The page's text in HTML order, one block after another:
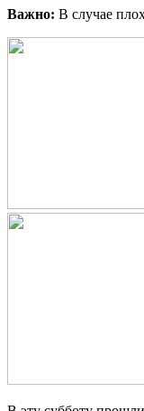
Важно: В случае